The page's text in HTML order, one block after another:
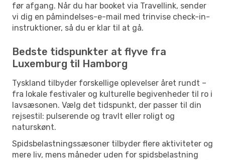
før afgang. Når du har booket via Travellink, sender
vi dig en påmindelses-e-mail med trinvise check-in-
instruktioner, så du er klar til at gå.
Bedste tidspunkter at flyve fra
Luxemburg til Hamborg
Tyskland tilbyder forskellige oplevelser året rundt –
fra lokale festivaler og kulturelle begivenheder til ro i
lavsæsonen. Vælg det tidspunkt, der passer til din
rejsestil: pulserende og travlt eller roligt og
naturskønt.
Spidsbelastningssæsoner tilbyder flere aktiviteter og
mere liv, mens måneder uden for spidsbelastning